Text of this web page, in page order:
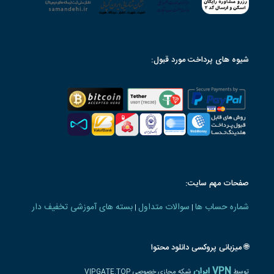
شیوه های پرداخت مورد قبول:
صفحات مهم سایت:
شماره حساب ها | سوالات متداول | بسته های آموزشی تخفیف دار
🌐 میزبانی پروکسی دانلود محتوا